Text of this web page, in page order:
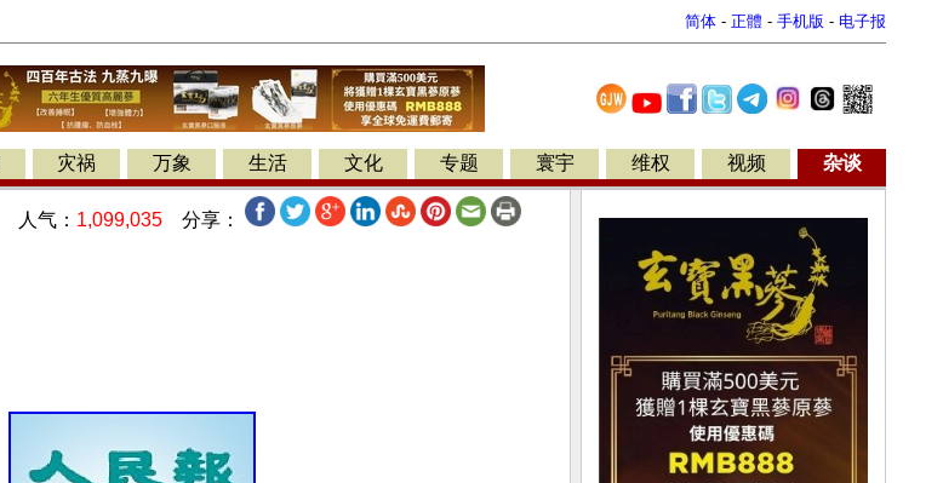
简体 - 正體 - 手机版 - 电子报
灾祸 万象 生活 文化 专题 寰宇 维权 视频 杂谈
人气： 1,099,035 分享：